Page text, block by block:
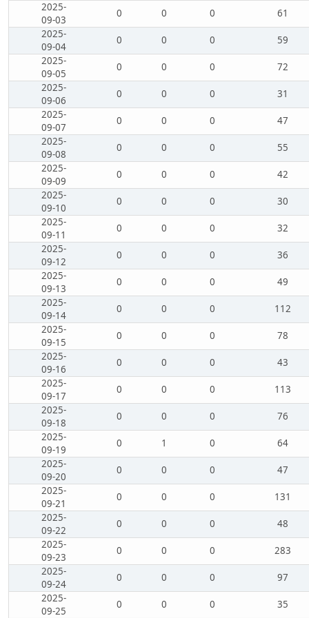
2025-
09-03
0 0 0
61
2025-
09-04
0 0 0
59
2025-
09-05
0 0 0
72
2025-
09-06
0 0 0
31
2025-
09-07
0 0 0
47
2025-
09-08
0 0 0
55
2025-
09-09
0 0 0
42
2025-
09-10
0 0 0
30
2025-
09-11
0 0 0
32
2025-
09-12
0 0 0
36
2025-
09-13
0 0 0
49
2025-
09-14
0 0 0
112
2025-
09-15
0 0 0
78
2025-
09-16
0 0 0
43
2025-
09-17
0 0 0
113
2025-
09-18
0 0 0
76
2025-
09-19
0 1 0
64
2025-
09-20
0 0 0
47
2025-
09-21
0 0 0
131
2025-
09-22
0 0 0
48
2025-
09-23
0 0 0
283
2025-
09-24
0 0 0
97
2025-
09-25
0 0 0
35